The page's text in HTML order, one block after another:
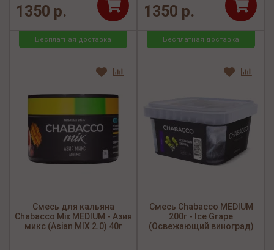
1350 р. 1350 р.
Бесплатная доставка
Смесь для кальяна
Chabacco Mix MEDIUM - Азия
микс (Asian MIX 2.0) 40г
Бесплатная доставка
Смесь Chabacco MEDIUM
200г - Ice Grape
(Освежающий виноград)